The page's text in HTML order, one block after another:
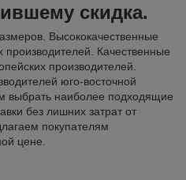
скидка.
Высококачественные
Качественные
производителей.
юго-восточной
выбрать наиболее подходящие
без лишних затрат от
покупателям
цене.